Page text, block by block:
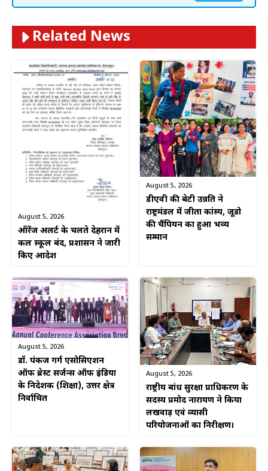
Related News
August 5, 2026
ऑरेंज अलर्ट के चलते देहरादून में
कल स्कूल बंद, प्रशासन ने जारी
किए आदेश
August 5, 2026
डीएवी की बेटी उन्नति ने
राष्ट्रमंडल में जीता कांस्य, जूडो
की चैंपियन का हुआ भव्य
सम्मान
August 5, 2026
डॉ. पंकज गर्ग एसोसिएशन
ऑफ ब्रेस्ट सर्जन्स ऑफ इंडिया
के निदेशक (शिक्षा), उत्तर क्षेत्र
निर्वाचित
August 5, 2026
राष्ट्रीय बांध सुरक्षा प्राधिकरण के
सदस्य प्रमोद नारायण ने किया
लखवाड़ एवं व्यासी
परियोजनाओं का निरीक्षण।